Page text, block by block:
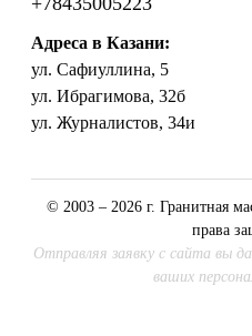
Адреса в Казани:
ул. Сафиуллина, 5
ул. Ибрагимова, 32б
ул. Журналистов, 34и
© 2003 – 2026 г. Гранитная
права
Отправляя заявку с сайта вы
ваших